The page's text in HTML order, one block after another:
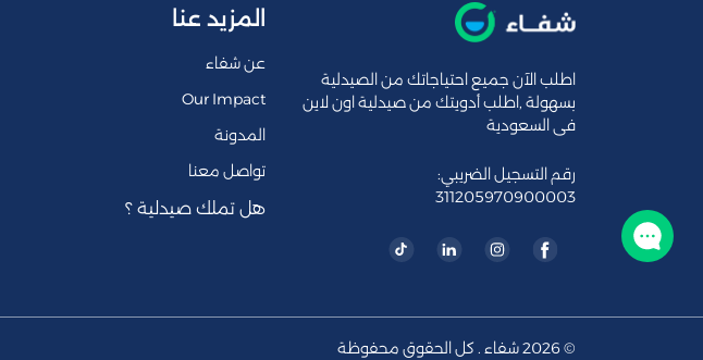
اطلب الآن جميع احتياجاتك من الصيدلية
بسهولة ,اطلب أدويتك من صيدلية اون لاين
فى السعودية
رقم التسجيل الضريبي:
311205970900003
المزيد عنا
عن شفاء
Our Impact
المدونة
تواصل معنا
هل تملك صيدلية ؟
© 2026 شفاء . كل الحقوق محفوظة
تواصل معنا